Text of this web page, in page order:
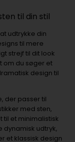
til din stil
udtrykke din
til mere
strejf til dit look
om du søger et
design til
der passer til
med sten,
til et minimalistisk
udtryk,
et klassisk design